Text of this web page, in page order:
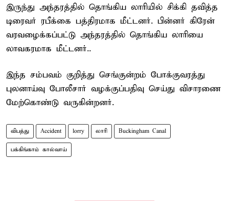
இருந்து அந்தரத்தில் தொங்கிய லாரியில் சிக்கி தவித்த
டிரைவர் ரபீக்கை பத்திரமாக மீட்டனர். பின்னர் கிரேன்
வரவழைக்கப்பட்டு அந்தரத்தில் தொங்கிய லாரியை
லாவகரமாக மீட்டனர்..
இந்த சம்பவம் குறித்து செங்குன்றம் போக்குவரத்து
புலனாய்வு போலீசார் வழக்குப்பதிவு செய்து விசாரணை
மேற்கொண்டு வருகின்றனர்.
விபத்து Accident lorry லாரி Buckingham Canal
பக்கிங்காம் கால்வாய்